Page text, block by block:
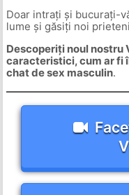
Doar intrați și bucurați-
lume și găsiți noi
Descoperiți noul nostru
caracteristici, cum ar fi
chat de sex masculin.